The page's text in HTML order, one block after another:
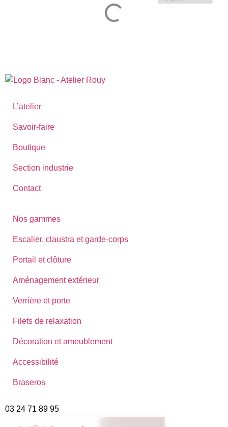
L’atelier
Savoir-faire
Boutique
Section industrie
Contact
Nos gammes
Escalier, claustra et garde-corps
Portail et clôture
Aménagement extérieur
Verrière et porte
Filets de relaxation
Décoration et ameublement
Accessibilité
Braseros
03 24 71 89 95